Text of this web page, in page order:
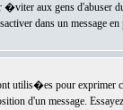
aux gens d'abuser
dans un message en
utilis�es pour exprimer
d'un message.